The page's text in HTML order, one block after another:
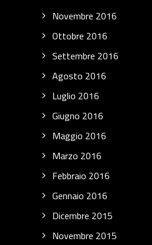
Novembre 2016
Ottobre 2016
Settembre 2016
Agosto 2016
Luglio 2016
Giugno 2016
Maggio 2016
Marzo 2016
Febbraio 2016
Gennaio 2016
Dicembre 2015
Novembre 2015